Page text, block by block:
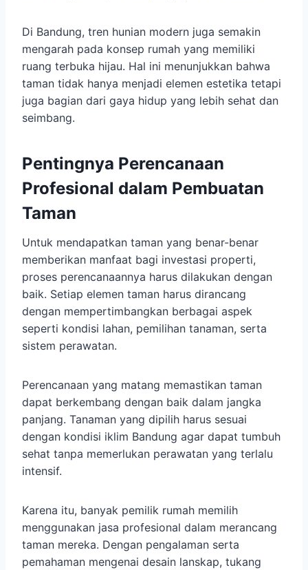
Di Bandung, tren hunian modern juga semakin
mengarah pada konsep rumah yang memiliki
ruang terbuka hijau. Hal ini menunjukkan bahwa
taman tidak hanya menjadi elemen estetika tetapi
juga bagian dari gaya hidup yang lebih sehat dan
seimbang.
Pentingnya Perencanaan
Profesional dalam Pembuatan
Taman
Untuk mendapatkan taman yang benar-benar
memberikan manfaat bagi investasi properti,
proses perencanaannya harus dilakukan dengan
baik. Setiap elemen taman harus dirancang
dengan mempertimbangkan berbagai aspek
seperti kondisi lahan, pemilihan tanaman, serta
sistem perawatan.
Perencanaan yang matang memastikan taman
dapat berkembang dengan baik dalam jangka
panjang. Tanaman yang dipilih harus sesuai
dengan kondisi iklim Bandung agar dapat tumbuh
sehat tanpa memerlukan perawatan yang terlalu
intensif.
Karena itu, banyak pemilik rumah memilih
menggunakan jasa profesional dalam merancang
taman mereka. Dengan pengalaman serta
pemahaman mengenai desain lanskap, tukang